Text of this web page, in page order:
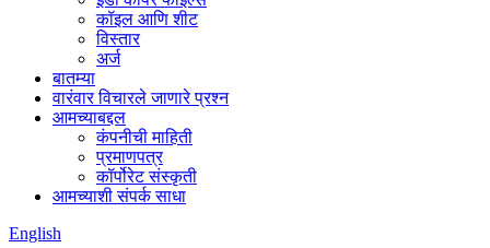
कॉइल आणि शीट
विस्तार
अर्ज
बातम्या
वारंवार विचारले जाणारे प्रश्न
आमच्याबद्दल
कंपनीची माहिती
प्रमाणपत्र
कॉर्पोरेट संस्कृती
आमच्याशी संपर्क साधा
English